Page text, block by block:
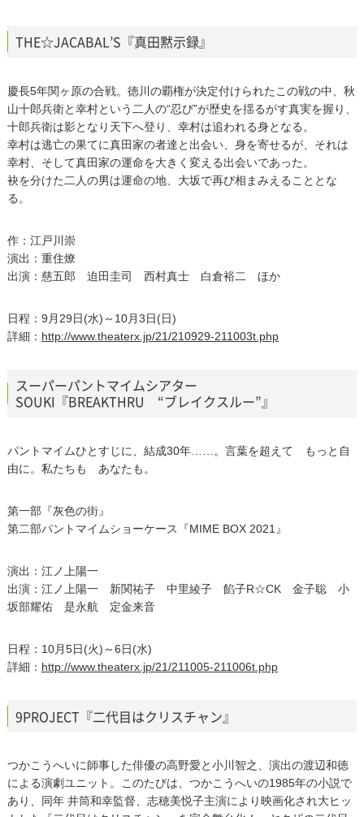
THE☆JACABAL’S『真田黙示録』
慶長5年関ヶ原の合戦。徳川の覇権が決定付けられたこの戦の中、秋
山十郎兵衛と幸村という二人の“忍び”が歴史を揺るがす真実を握り、
十郎兵衛は影となり天下へ登り、幸村は追われる身となる。
幸村は逃亡の果てに真田家の者達と出会い、身を寄せるが、それは
幸村、そして真田家の運命を大きく変える出会いであった。
袂を分けた二人の男は運命の地、大坂で再び相まみえることとな
る。
作：江戸川崇
演出：重住燎
出演：慈五郎 迫田圭司 西村真士 白倉裕二 ほか
日程：9月29日(水)～10月3日(日)
詳細： http://www.theaterx.jp/21/210929-211003t.php
スーパーパントマイムシアター
SOUKI『BREAKTHRU “ブレイクスルー”』
パントマイムひとすじに、結成30年……。言葉を超えて もっと自
由に。私たちも あなたも。
第一部『灰色の街』
第二部パントマイムショーケース『MIME BOX 2021』
演出：江ノ上陽一
出演：江ノ上陽一 新関祐子 中里綾子 餡子R☆CK 金子聡 小
坂部耀佑 是永航 定金来音
日程：10月5日(火)～6日(水)
詳細： http://www.theaterx.jp/21/211005-211006t.php
9PROJECT『二代目はクリスチャン』
つかこうへいに師事した俳優の高野愛と小川智之、演出の渡辺和徳
による演劇ユニット。このたびは、つかこうへいの1985年の小説で
あり、同年 井筒和幸監督、志穂美悦子主演により映画化され大ヒッ